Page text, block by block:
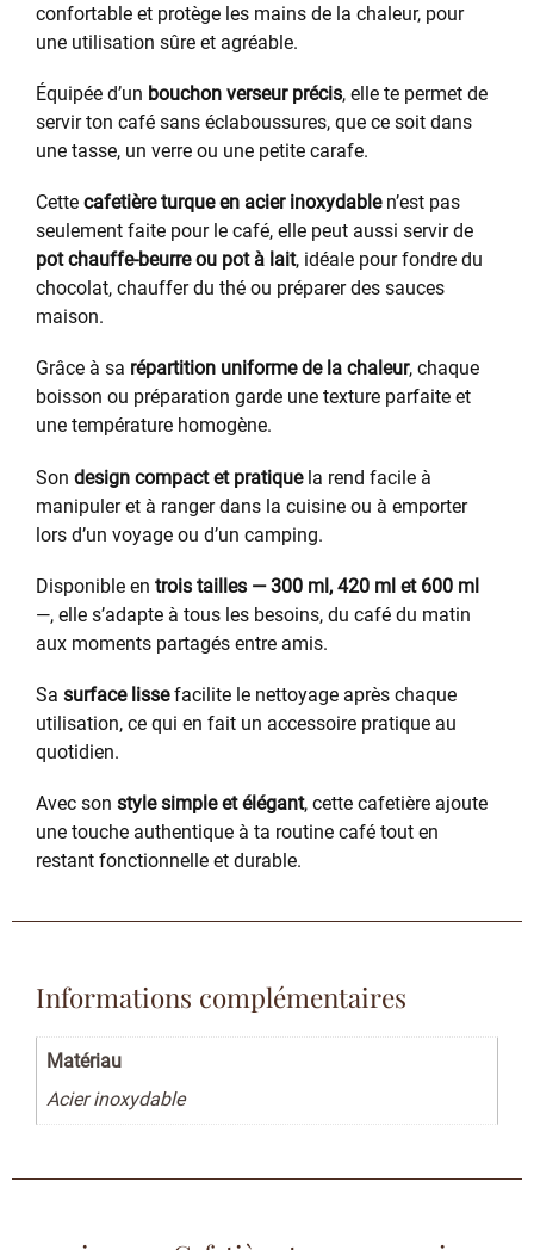
confortable et protège les mains de la chaleur, pour
une utilisation sûre et agréable.
Équipée d’un bouchon verseur précis, elle te permet de
servir ton café sans éclaboussures, que ce soit dans
une tasse, un verre ou une petite carafe.
Cette cafetière turque en acier inoxydablen’est pas
seulement faite pour le café, elle peut aussi servir de
pot chauffe-beurre ou pot à lait, idéale pour fondre du
chocolat, chauffer du thé ou préparer des sauces
maison.
Grâce à sa répartition uniforme de la chaleur, chaque
boisson ou préparation garde une texture parfaite et
une température homogène.
Son design compact et pratiquela rend facile à
manipuler et à ranger dans la cuisine ou à emporter
lors d’un voyage ou d’un camping.
Disponible en trois tailles — 300 ml, 420 ml et 600 ml
—, elle s’adapte à tous les besoins, du café du matin
aux moments partagés entre amis.
Sa surface lissefacilite le nettoyage après chaque
utilisation, ce qui en fait un accessoire pratique au
quotidien.
Avec son style simple et élégant, cette cafetière ajoute
une touche authentique à ta routine café tout en
restant fonctionnelle et durable.
Informations complémentaires
Matériau
Acier inoxydable